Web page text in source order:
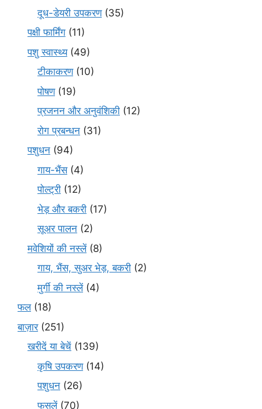
दूध-डेयरी उपकरण(35)
पक्षी फार्मिंग (11)
पशु स्वास्थ्य(49)
टीकाकरण(10)
पोषण(19)
प्रजनन और अनुवंशिकी (12)
रोग प्रबन्धन (31)
पशुधन (94)
गाय-भैंस(4)
पोल्ट्री (12)
भेड़ और बकरी (17)
सूअर पालन (2)
मवेशियों की नस्लें(8)
गाय, भैंस, सुअर भेड़, बकरी (2)
मुर्गी की नस्लें(4)
फल(18)
बाज़ार(251)
खरीदें या बेचें (139)
कृषि उपकरण(14)
पशुधन (26)
फसलें(70)